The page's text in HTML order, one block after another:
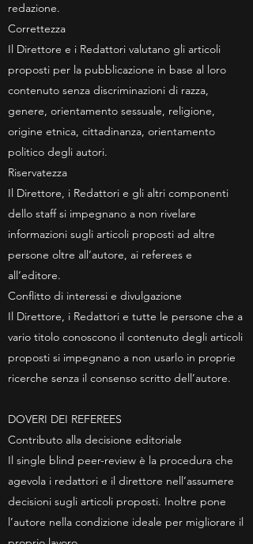
redazione.
Correttezza
Il Direttore e i Redattori valutano gli articoli
proposti per la pubblicazione in base al loro
contenuto senza discriminazioni di razza,
genere, orientamento sessuale, religione,
origine etnica, cittadinanza, orientamento
politico degli autori.
Riservatezza
Il Direttore, i Redattori e gli altri componenti
dello staff si impegnano a non rivelare
informazioni sugli articoli proposti ad altre
persone oltre all’autore, ai referees e
all’editore.
Conflitto di interessi e divulgazione
Il Direttore, i Redattori e tutte le persone che a
vario titolo conoscono il contenuto degli articoli
proposti si impegnano a non usarlo in proprie
ricerche senza il consenso scritto dell’autore.
DOVERI DEI REFEREES
Contributo alla decisione editoriale
Il single blind peer-review è la procedura che
agevola i redattori e il direttore nell’assumere
decisioni sugli articoli proposti. Inoltre pone
l’autore nella condizione ideale per migliorare il